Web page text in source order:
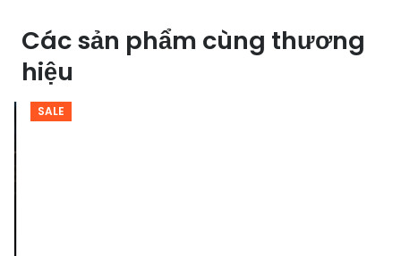
Các sản phẩm cùng thương
hiệu
SALE